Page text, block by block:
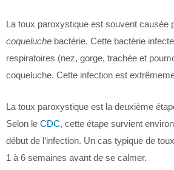
La toux paroxystique est souvent causée
coqueluche bactérie. Cette bactérie
respiratoires (nez, gorge, trachée et
coqueluche. Cette infection est
La toux paroxystique est la deuxième
Selon le CDC, cette étape survient
début de l’infection. Un cas typique de
1 à 6 semaines avant de se calmer.